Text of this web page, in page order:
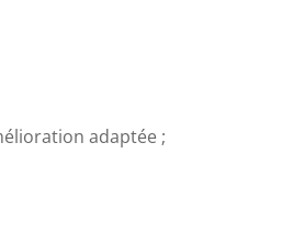
adaptée ;